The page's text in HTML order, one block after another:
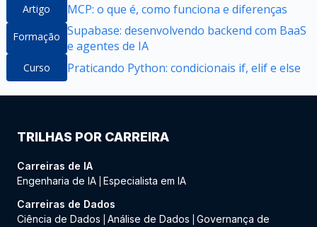
Artigo MCP: o que é, como funciona e diferenças
Formação Supabase: desenvolvendo backend com BaaS
e agentes de IA
Curso Praticando Python: condicionais if, elif e else
TRILHAS POR CARREIRA
Carreiras de IA
Engenharia de IA Especialista em IA
Carreiras de Dados
Ciência de Dados
Análise de Dados
Governança de